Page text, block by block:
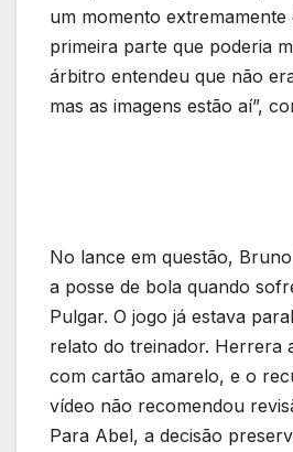
um momento extremamente
primeira parte que poderia
árbitro entendeu que não
mas as imagens estão aí”,
No lance em questão,
a posse de bola quando
Pulgar. O jogo já estava
relato do treinador. Herrera
com cartão amarelo, e o
vídeo não recomendou
Para Abel, a decisão